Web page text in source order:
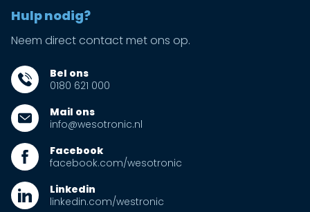
Hulp nodig?
Neem direct contact met ons op.
Bel ons
0180 621 000
Mail ons
info@wesotronic.nl
Facebook
facebook.com/wesotronic
Linkedin
linkedin.com/westronic